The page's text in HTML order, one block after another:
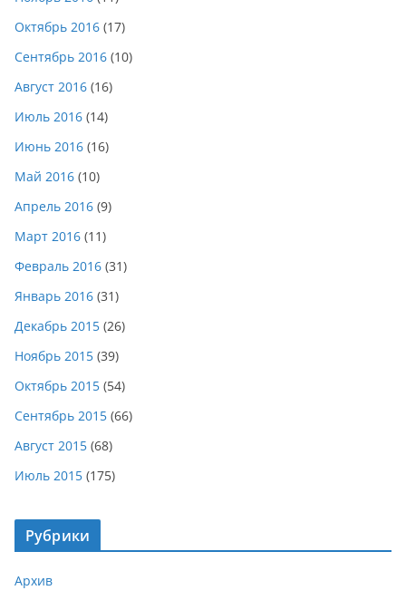
Октябрь 2016 (17)
Сентябрь 2016 (10)
Август 2016 (16)
Июль 2016 (14)
Июнь 2016 (16)
Май 2016 (10)
Апрель 2016 (9)
Март 2016 (11)
Февраль 2016 (31)
Январь 2016 (31)
Декабрь 2015 (26)
Ноябрь 2015 (39)
Октябрь 2015 (54)
Сентябрь 2015 (66)
Август 2015 (68)
Июль 2015 (175)
Рубрики
Архив